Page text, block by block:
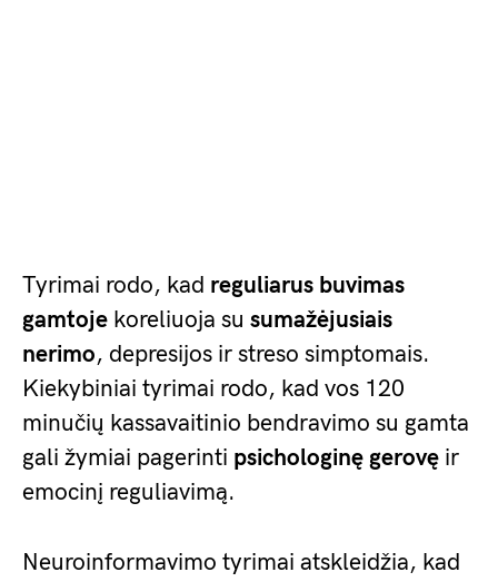
Tyrimai rodo, kad reguliarus buvimas
gamtoje koreliuoja su sumažėjusiais
nerimo, depresijos ir streso simptomais.
Kiekybiniai tyrimai rodo, kad vos 120
minučių kassavaitinio bendravimo su gamta
gali žymiai pagerinti psichologinę gerovę ir
emocinį reguliavimą.
Neuroinformavimo tyrimai atskleidžia, kad